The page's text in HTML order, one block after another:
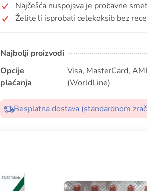
Najčešća nuspojava je probavne
Želite li isprobati celekoksib bez
Najbolji proizvodi
Opcije
plaćanja
Visa, MasterCard,
(WorldLine)
Besplatna dostava (standardnom